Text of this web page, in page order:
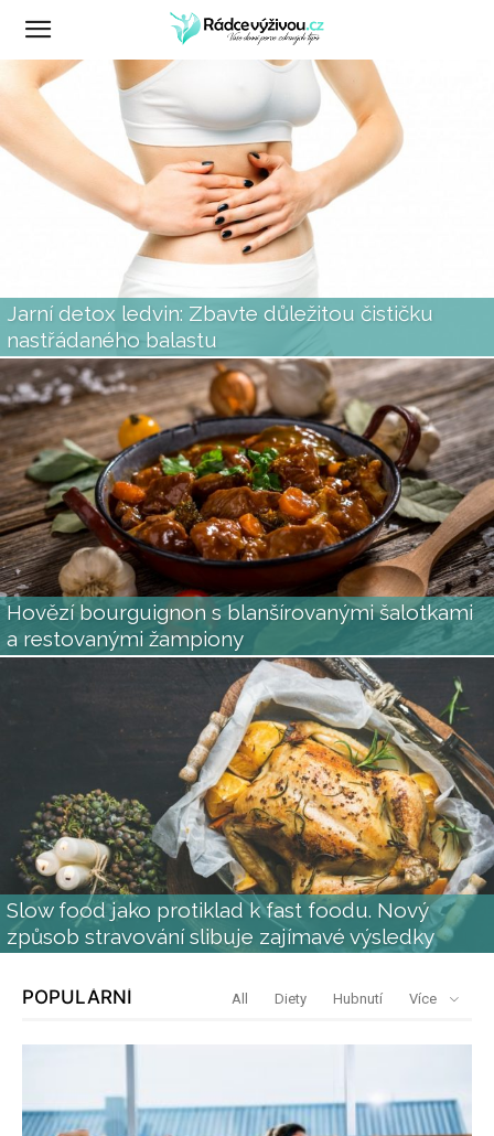
RádceVýživou.cz
Jarní detox ledvin: Zbavte důležitou čističku
nastřádaného balastu
Hovězí bourguignon s blanšírovanými šalotkami
a restovanými žampiony
Slow food jako protiklad k fast foodu. Nový
způsob stravování slibuje zajímavé výsledky
POPULÁRNÍ All Diety Hubnutí Více